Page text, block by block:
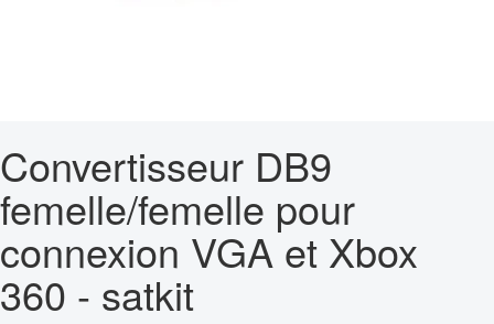
Convertisseur DB9
femelle/femelle pour
connexion VGA et Xbox
360 - satkit